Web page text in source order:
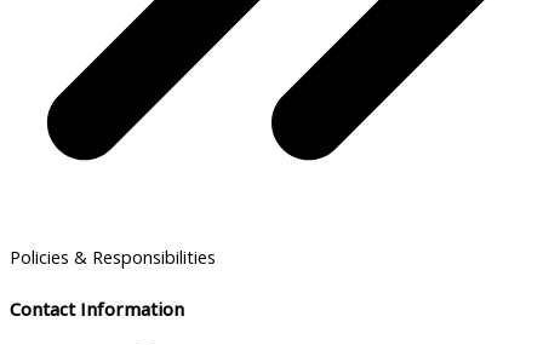
Policies & Responsibilities
Contact Information